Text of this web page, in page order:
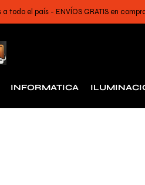
todo el país - ENVÍOS GRATIS en
INFORMATICA